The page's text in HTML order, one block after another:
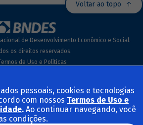
Voltar ao topo
de Desenvolvimento Econômico e Social.
os direitos reservados.
de Uso e Políticas
pessoais, cookies e tecnologias
com nossos Termos de Uso e
. Ao continuar navegando, você
condições.